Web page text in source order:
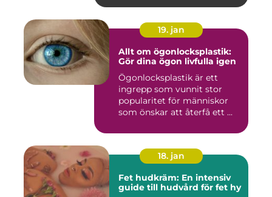
19. jan
Allt om ögonlocksplastik:
Gör dina ögon livfulla igen
Ögonlocksplastik är ett
ingrepp som vunnit stor
popularitet för människor
som önskar att återfå ett ...
18. jan
Fet hudkräm: En intensiv
guide till hudvård för fet hy